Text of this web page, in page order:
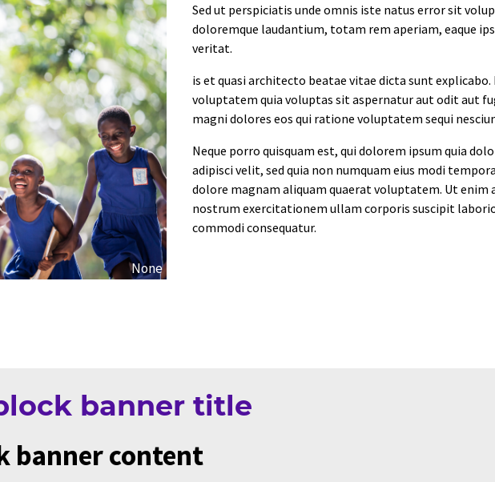
None
Sed ut perspiciatis unde omnis iste natus error sit
doloremque laudantium, totam rem aperiam, eaque
veritat.
is et quasi architecto beatae vitae dicta sunt
voluptatem quia voluptas sit aspernatur aut odit aut
magni dolores eos qui ratione voluptatem sequi
Neque porro quisquam est, qui dolorem ipsum quia
adipisci velit, sed quia non numquam eius modi
dolore magnam aliquam quaerat voluptatem. Ut enim
nostrum exercitationem ullam corporis suscipit
commodi consequatur.
banner title
banner content